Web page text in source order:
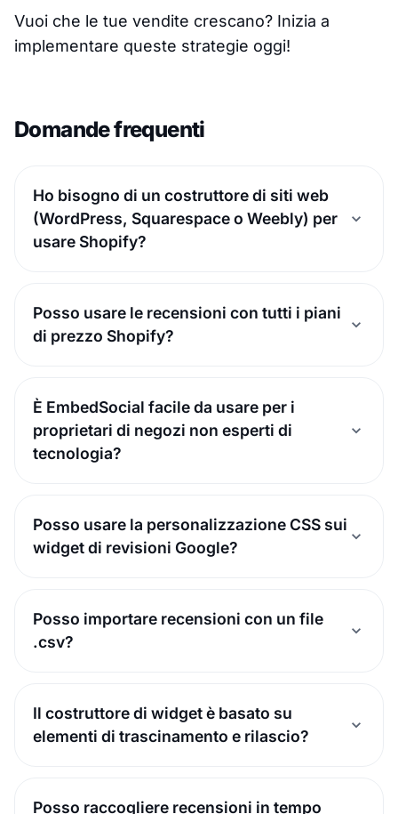
Vuoi che le tue vendite crescano? Inizia a
implementare queste strategie oggi!
Domande frequenti
Ho bisogno di un costruttore di siti web
(WordPress, Squarespace o Weebly) per
usare Shopify?
Posso usare le recensioni con tutti i piani
di prezzo Shopify?
È EmbedSocial facile da usare per i
proprietari di negozi non esperti di
tecnologia?
Posso usare la personalizzazione CSS sui
widget di revisioni Google?
Posso importare recensioni con un file
.csv?
Il costruttore di widget è basato su
elementi di trascinamento e rilascio?
Posso raccogliere recensioni in tempo